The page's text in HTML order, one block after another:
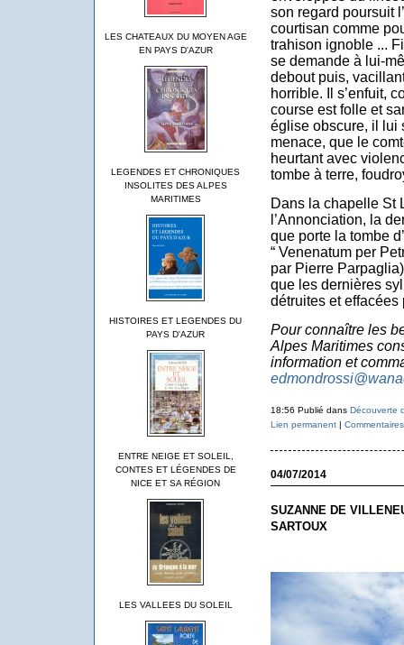
LES CHATEAUX DU MOYEN AGE
EN PAYS D'AZUR
LEGENDES ET CHRONIQUES
INSOLITES DES ALPES
MARITIMES
HISTOIRES ET LEGENDES DU
PAYS D'AZUR
ENTRE NEIGE ET SOLEIL,
CONTES ET LÉGENDES DE
NICE ET SA RÉGION
LES VALLEES DU SOLEIL
son regard poursuit
courtisan comme
trahison ignoble ...
se demande à lui-
debout puis,
horrible. Il s’enfuit,
course est folle et
église obscure, il lui
menace, que le
heurtant avec
tombe à terre,
Dans la chapelle St
l’Annonciation, la
que porte la tombe
“ Venenatum per
par Pierre
que les dernières
détruites et
Pour connaître les
Alpes Maritimes
information et
18:56 Publié dans Découverte
Lien permanent|
04/07/2014
SUZANNE DE
SARTOUX